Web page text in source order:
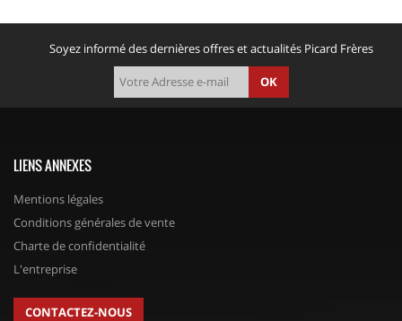
Soyez informé des dernières offres et actualités Picard Frères
OK
LIENS ANNEXES
Mentions légales
Conditions générales de vente
Charte de confidentialité
L'entreprise
CONTACTEZ-NOUS